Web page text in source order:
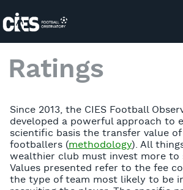
Ratings
Since 2013, the CIES Football
developed a powerful approach to
scientific basis the transfer value
footballers (methodology). All
wealthier club must invest more to
Values presented refer to the fee
the type of team most likely to be